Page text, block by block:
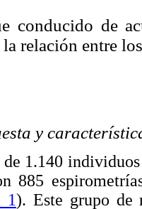
conducido de
relación entre
y
1.140
885
1). Este grupo de